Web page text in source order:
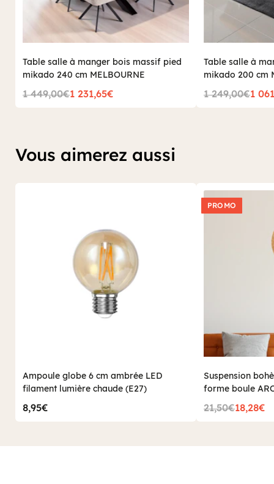
Table salle à manger bois massif pied
mikado 240 cm MELBOURNE
1 449,00€1 231,65€
Table salle à
mikado 200 cm
1 249,00€1
Vous aimerez aussi
Ampoule globe 6 cm ambrée LED
filament lumière chaude (E27)
8,95€
PROMO
Suspension
forme boule
21,50€18,28€